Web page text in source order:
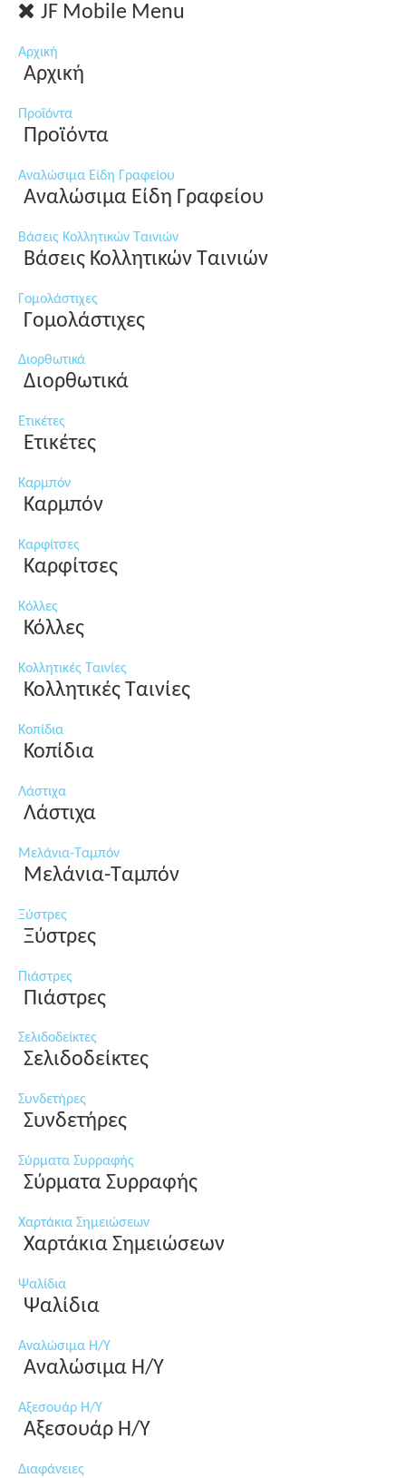
JF Mobile Menu
Αρχική
Αρχική
Προϊόντα
Προϊόντα
Αναλώσιμα Είδη Γραφείου
Αναλώσιμα Είδη Γραφείου
Βάσεις Κολλητικών Ταινιών
Βάσεις Κολλητικών Ταινιών
Γομολάστιχες
Γομολάστιχες
Διορθωτικά
Διορθωτικά
Ετικέτες
Ετικέτες
Καρμπόν
Καρμπόν
Καρφίτσες
Καρφίτσες
Κόλλες
Κόλλες
Κολλητικές Ταινίες
Κολλητικές Ταινίες
Κοπίδια
Κοπίδια
Λάστιχα
Λάστιχα
Μελάνια-Ταμπόν
Μελάνια-Ταμπόν
Ξύστρες
Ξύστρες
Πιάστρες
Πιάστρες
Σελιδοδείκτες
Σελιδοδείκτες
Συνδετήρες
Συνδετήρες
Σύρματα Συρραφής
Σύρματα Συρραφής
Χαρτάκια Σημειώσεων
Χαρτάκια Σημειώσεων
Ψαλίδια
Ψαλίδια
Αναλώσιμα Η/Υ
Αναλώσιμα Η/Υ
Αξεσουάρ Η/Υ
Αξεσουάρ Η/Υ
Διαφάνειες